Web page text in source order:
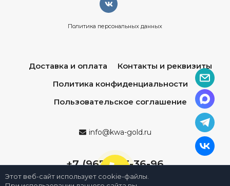
Политика персональных данных
Доставка и оплата
Контакты и реквизиты
Политика конфиденциальности
Пользовательское соглашение
info@kwa-gold.ru
+7 (967) 013-36-96
Этот веб-сайт использует cookie-файлы.